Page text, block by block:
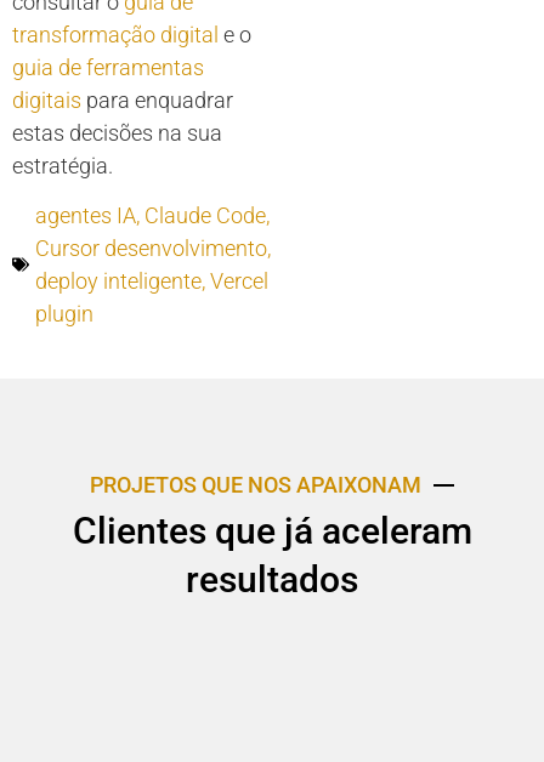
transformação digital e o
guia de ferramentas
digitais para enquadrar
estas decisões na sua
estratégia.
agentes IA, Claude Code,
Cursor desenvolvimento,
deploy inteligente,Vercel
plugin
PROJETOS QUE NOS APAIXONAM
Clientes que já aceleram
resultados